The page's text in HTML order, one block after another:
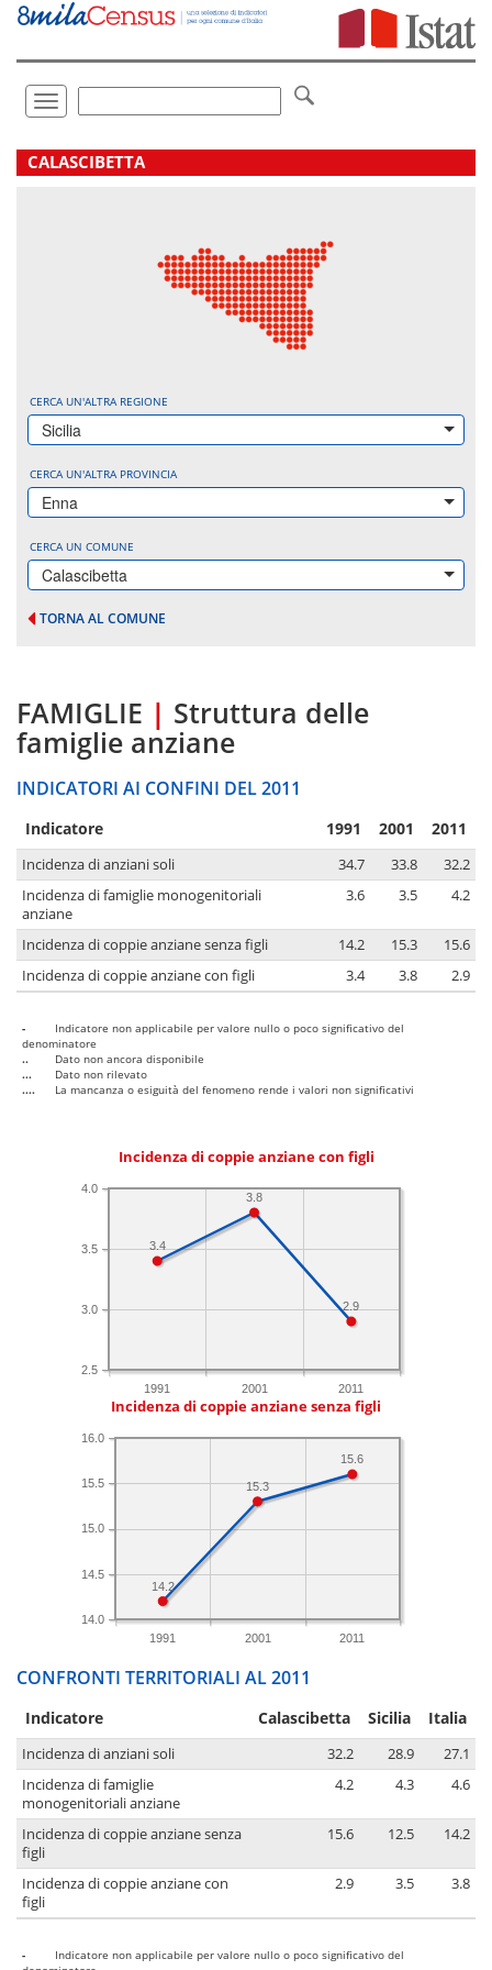
Vai
direttamente
Toggle
navigation
.
CALASCIBETTA
CERCA UN'ALTRA REGIONE
Sicilia
CERCA UN'ALTRA PROVINCIA
Enna
CERCA UN COMUNE
Calascibetta
TORNA AL COMUNE
FAMIGLIE | Struttura delle
famiglie anziane
INDICATORI AI CONFINI DEL 2011
Indicatore 1991 2001 2011
Incidenza di anziani soli 34.7 33.8
32.2
Incidenza di famiglie monogenitoriali
anziane
3.6 3.5 4.2
Incidenza di coppie anziane senza figli 14.2 15.3
15.6
Incidenza di coppie anziane con figli
3.4 3.8 2.9
-
Indicatore non applicabile per valore nullo o poco significativo del
denominatore
..
Dato non ancora disponibile
...
Dato non rilevato
....
La mancanza o esiguità del fenomeno rende i valori non significativi
Incidenza di coppie anziane con figli
1991 2001 2011
2.5
3.0
3.5
4.0
2.9
3.8
3.4
Incidenza di coppie anziane senza figli
1991 2001 2011
14.0
14.5
15.0
15.5
16.0
15.6
15.3
14.2
CONFRONTI TERRITORIALI AL 2011
Indicatore Calascibetta Sicilia Italia
Incidenza di anziani soli 32.2 28.9
27.1
Incidenza di famiglie
monogenitoriali anziane
4.2 4.3 4.6
Incidenza di coppie anziane senza
figli
15.6 12.5 14.2
Incidenza di coppie anziane con
figli
2.9 3.5 3.8
-
Indicatore non applicabile per valore nullo o poco significativo del